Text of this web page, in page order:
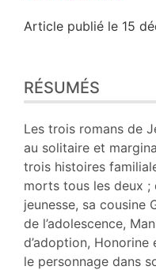
Article publié le 15
Index
Plan
Texte
Bibliographie
Notes
Citer cet article
Auteur
RÉSUMÉS
Les trois romans de
au solitaire et
trois histoires
morts tous les deux ;
jeunesse, sa cousine
de l’adolescence,
d’adoption,
le personnage dans